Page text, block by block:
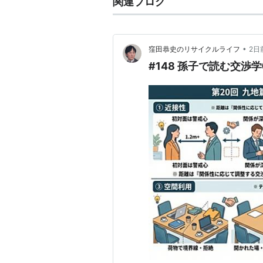
窪田恭史のリサイクルライフ • 2日
#148 孫子で読む交渉